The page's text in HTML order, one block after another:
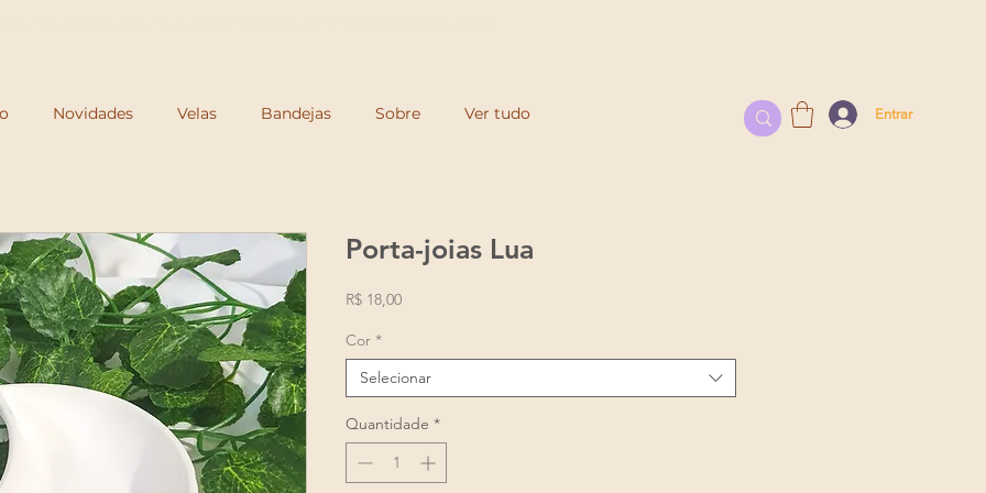
Novidades Velas Bandejas Sobre Ver tudo Entrar
Porta-joias Lua
R$ 18,00Preço
Cor *
Selecionar
Quantidade *